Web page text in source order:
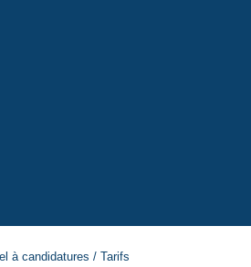
à candidatures / Tarifs